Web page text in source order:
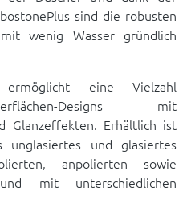
sind die robusten
wenig Wasser gründlich
ermöglicht eine Vielzahl
Designs mit
Glanzeffekten. Erhältlich ist
unglasiertes und glasiertes
anpolierten sowie
mit unterschiedlichen